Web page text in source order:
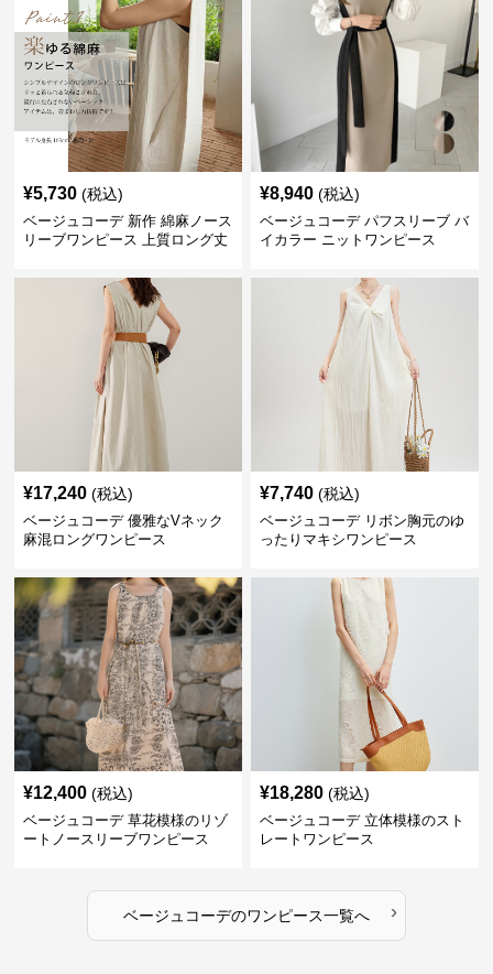
¥5,730 (税込)
ベージュコーデ 新作 綿麻ノース
リーブワンピース 上質ロング丈
¥8,940 (税込)
ベージュコーデ パフスリーブ バ
イカラー ニットワンピース
¥17,240 (税込)
ベージュコーデ 優雅なVネック
麻混ロングワンピース
¥7,740 (税込)
ベージュコーデ リボン胸元のゆ
ったりマキシワンピース
¥12,400 (税込)
ベージュコーデ 草花模様のリゾ
ートノースリーブワンピース
¥18,280 (税込)
ベージュコーデ 立体模様のスト
レートワンピース
ベージュコーデのワンピース一覧へ ›